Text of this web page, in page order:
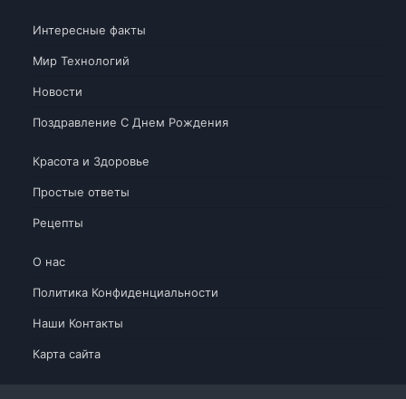
Интересные факты
Мир Технологий
Новости
Поздравление С Днем Рождения
Красота и Здоровье
Простые ответы
Рецепты
О нас
Политика Конфиденциальности
Наши Контакты
Карта сайта